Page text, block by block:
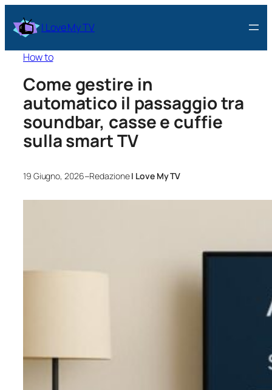
I Love My TV
How to
Come gestire in
automatico il passaggio tra
soundbar, casse e cuffie
sulla smart TV
19 Giugno, 2026–RedazioneI Love My TV